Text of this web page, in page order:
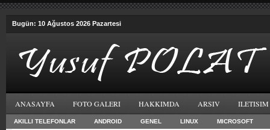
Bugün: 10 Ağustos 2026 Pazartesi
ANASAYFA FOTO GALERI HAKKIMDA ARSIV ILETISIM
AKILLI TELEFONLAR ANDROID GENEL LINUX MICROSOFT